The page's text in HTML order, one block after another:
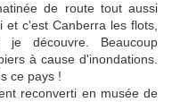
de route tout aussi
c'est Canberra les flots,
découvre. Beaucoup
à cause d'inondations.
ce pays !
reconverti en musée de